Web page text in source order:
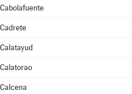
Cabolafuente
Cadrete
Calatayud
Calatorao
Calcena